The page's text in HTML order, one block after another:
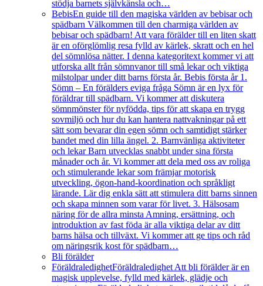
stödja barnets självkänsla och…
BebisEn guide till den magiska världen av bebisar och
spädbarn Välkommen till den charmiga världen av
bebisar och spädbarn! Att vara förälder till en liten skatt
är en oförglömlig resa fylld av kärlek, skratt och en hel
del sömnlösa nätter. I denna kategoritext kommer vi att
utforska allt från sömnvanor till små lekar och viktiga
milstolpar under ditt barns första år. Bebis första år 1.
Sömn – En förälders eviga fråga Sömn är en lyx för
föräldrar till spädbarn. Vi kommer att diskutera
sömnmönster för nyfödda, tips för att skapa en trygg
sovmiljö och hur du kan hantera nattvakningar på ett
sätt som bevarar din egen sömn och samtidigt stärker
bandet med din lilla ängel. 2. Barnvänliga aktiviteter
och lekar Barn utvecklas snabbt under sina första
månader och år. Vi kommer att dela med oss av roliga
och stimulerande lekar som främjar motorisk
utveckling, ögon-hand-koordination och språkligt
lärande. Lär dig enkla sätt att stimulera ditt barns sinnen
och skapa minnen som varar för livet. 3. Hälsosam
näring för de allra minsta Amning, ersättning, och
introduktion av fast föda är alla viktiga delar av ditt
barns hälsa och tillväxt. Vi kommer att ge tips och råd
om näringsrik kost för spädbarn…
Bli förälder
FöräldraledighetFöräldraledighet Att bli förälder är en
magisk upplevelse, fylld med kärlek, glädje och